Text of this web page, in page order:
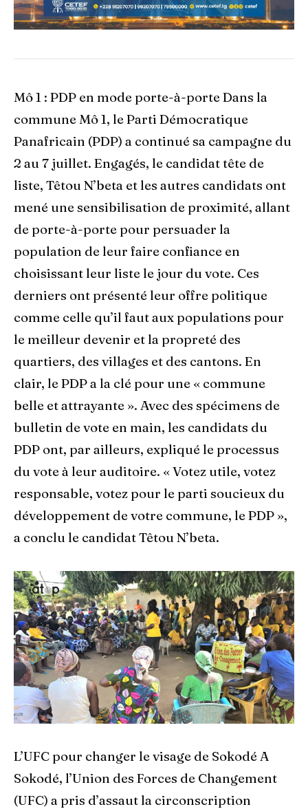
Mô 1 : PDP en mode porte-à-porte Dans la
commune Mô 1, le Parti Démocratique
Panafricain (PDP) a continué sa campagne du
2 au 7 juillet. Engagés, le candidat tête de
liste, Têtou N’beta et les autres candidats ont
mené une sensibilisation de proximité, allant
de porte-à-porte pour persuader la
population de leur faire confiance en
choisissant leur liste le jour du vote. Ces
derniers ont présenté leur offre politique
comme celle qu’il faut aux populations pour
le meilleur devenir et la propreté des
quartiers, des villages et des cantons. En
clair, le PDP a la clé pour une « commune
belle et attrayante ». Avec des spécimens de
bulletin de vote en main, les candidats du
PDP ont, par ailleurs, expliqué le processus
du vote à leur auditoire. « Votez utile, votez
responsable, votez pour le parti soucieux du
développement de votre commune, le PDP »,
a conclu le candidat Têtou N’beta.
L’UFC pour changer le visage de Sokodé A
Sokodé, l’Union des Forces de Changement
(UFC) a pris d’assaut la circonscription